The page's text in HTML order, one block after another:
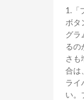
1.「
ボタ
グラ
るの
さも
合は
ライ
い。